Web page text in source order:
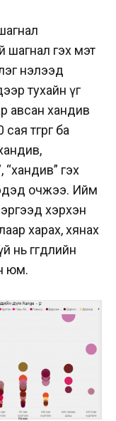
шагнал гэх мэт
нэлээд
тухайн үг
авсан хандив
төгрөг ба
гэх
очжээ. Ийм
хэрхэн
харах, хянах
өгөгдлийн
юм.